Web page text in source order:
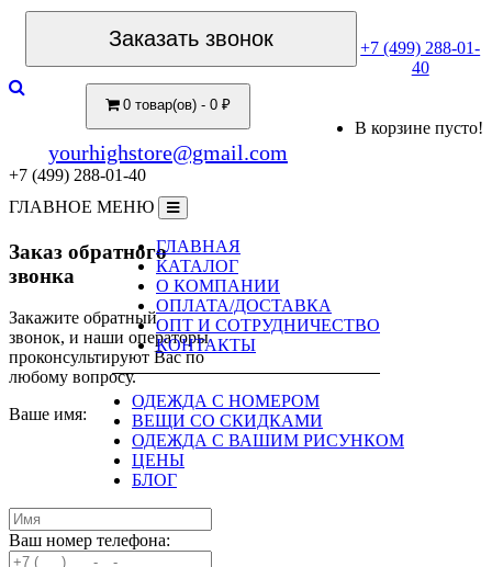
Заказать звонок
+7 (499) 288-01-
40
0 товар(ов) - 0 ₽
В корзине пусто!
yourhighstore@gmail.com
+7 (499) 288-01-40
ГЛАВНОЕ МЕНЮ
ГЛАВНАЯ
КАТАЛОГ
О КОМПАНИИ
ОПЛАТА/ДОСТАВКА
ОПТ И СОТРУДНИЧЕСТВО
КОНТАКТЫ
ОДЕЖДА С НОМЕРОМ
ВЕЩИ СО СКИДКАМИ
ОДЕЖДА С ВАШИМ РИСУНКОМ
ЦЕНЫ
БЛОГ
Заказ обратного
звонка
Закажите обратный
звонок, и наши операторы
проконсультируют Вас по
любому вопросу.
Ваше имя:
Ваш номер телефона: